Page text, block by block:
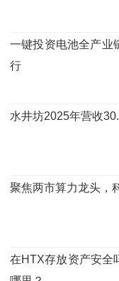
一键投资电池全产业
行
水井坊2025年营收
聚焦两市算力龙头，
在HTX存放资产安全